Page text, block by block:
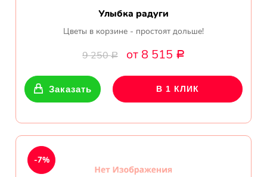
Улыбка радуги
Цветы в корзине - простоят дольше!
9 250Р от 8 515 Р
Заказать В 1 КЛИК
-7%